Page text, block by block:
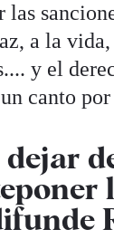
las
a la
y el
canto